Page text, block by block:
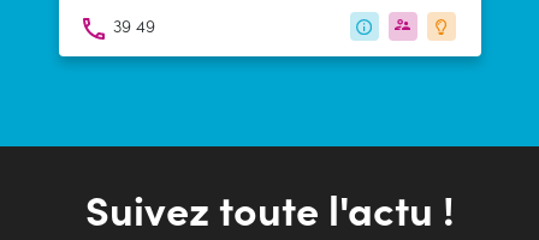
entreprises des réponses adaptées à leurs
besoins de recrutement.
39 49
Suivez toute l'actu !